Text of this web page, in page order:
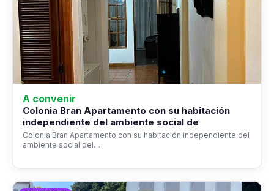
A convenir
Colonia Bran Apartamento con su habitación
independiente del ambiente social de
Colonia Bran Apartamento con su habitación independiente del
ambiente social del…